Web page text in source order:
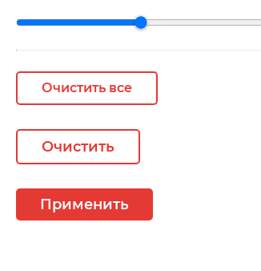
Очистить все
Очистить
Применить